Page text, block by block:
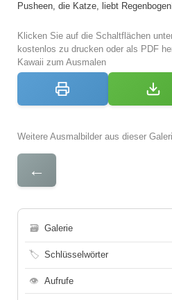
Pusheen, die Katze, liebt
Klicken Sie auf die Schaltflächen
kostenlos zu drucken oder als PDF
Kawaii zum Ausmalen
Weitere Ausmalbilder aus dieser
←
🗃 Galerie
🏷 Schlüsselwörter
👁 Aufrufe